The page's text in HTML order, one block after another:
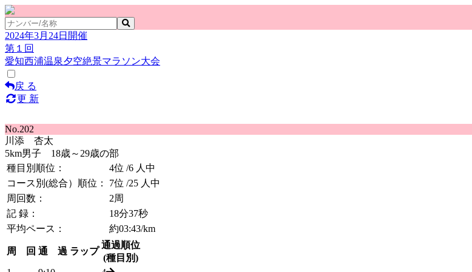
2024年3月24日開催
第１回
愛知西浦温泉夕空絶景マラソン大会
戻 る
更 新
No.202
川添 杏太
5km男子 18歳～29歳の部
種目別順位：
4位 /6 人中
コース別(総合）順位：
7位 /25 人中
周回数：
2周
記 録：
18分37秒
平均ペース：
約03:43/km
周 回 通 過 ラップ
通過順位
(種目別)